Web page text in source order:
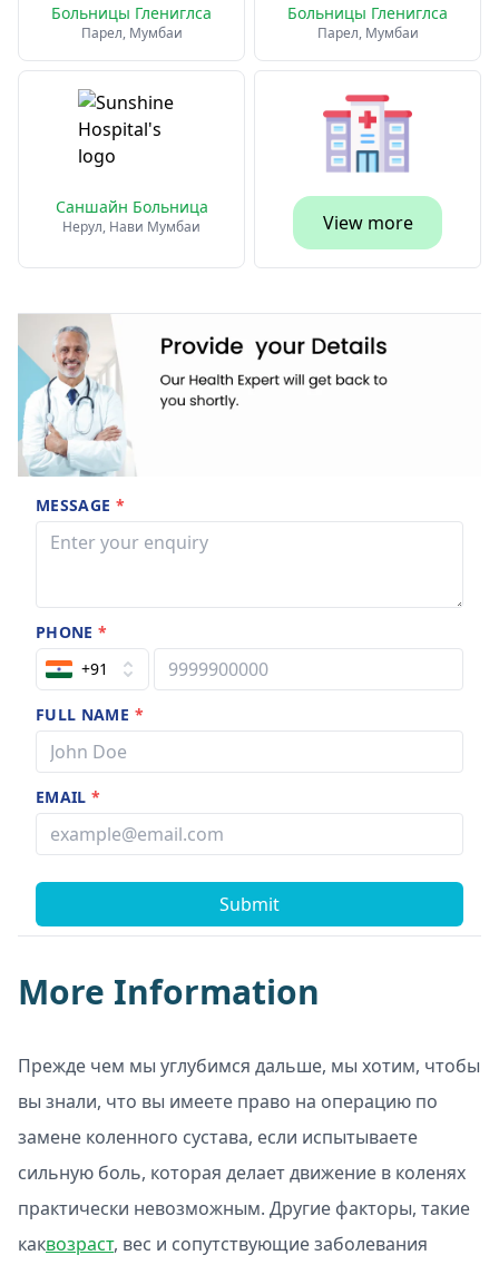
Больницы Глениглса
Парел, Мумбаи
Больницы Глениглса
Парел, Мумбаи
Саншайн Больница
Нерул, Нави Мумбаи View more
MESSAGE *
PHONE*
+91
FULL NAME *
EMAIL*
Submit
More Information
Прежде чем мы углубимся дальше, мы хотим, чтобы
вы знали, что вы имеете право на операцию по
замене коленного сустава, если испытываете
сильную боль, которая делает движение в коленях
практически невозможным. Другие факторы, такие
каквозраст, вес и сопутствующие заболевания